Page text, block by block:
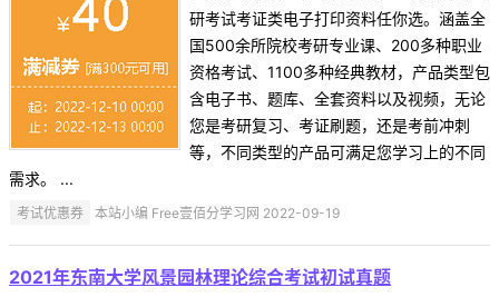
研考试考证类电子打印资料任你选。涵盖全
国500余所院校考研专业课、200多种职业
资格考试、1100多种经典教材，产品类型包
含电子书、题库、全套资料以及视频，无论
您是考研复习、考证刷题，还是考前冲刺
等，不同类型的产品可满足您学习上的不同
需求。 ...
考试优惠券 本站小编 Free壹佰分学习网 2022-09-19
2021年东南大学风景园林理论综合考试初试真题